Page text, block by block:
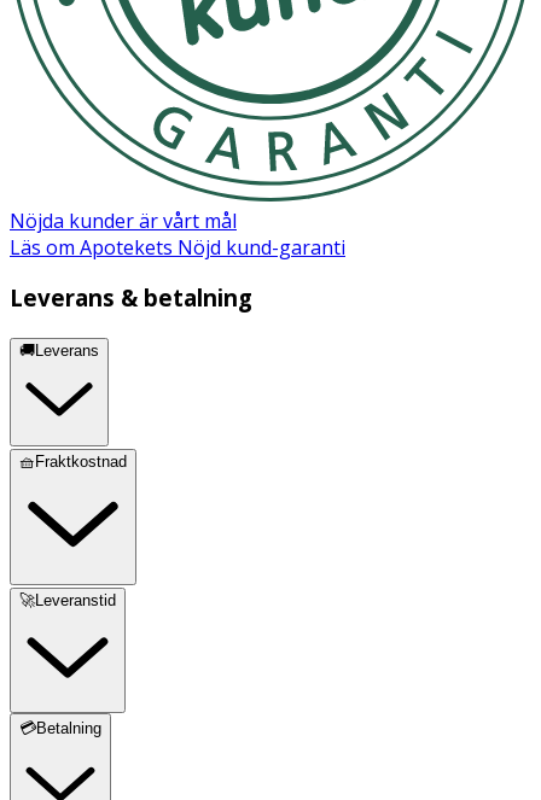
Nöjda kunder är vårt mål
Läs om Apotekets Nöjd kund-garanti
Leverans & betalning
🚚Leverans
🧺Fraktkostnad
🚀Leveranstid
💳Betalning